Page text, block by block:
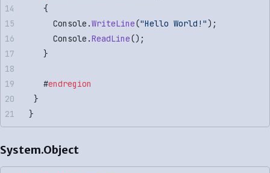
    {
      Console.
WriteLine("Hello World!");
      Console.
ReadLine();
    }
    #
endregion
  }
}
System.Object